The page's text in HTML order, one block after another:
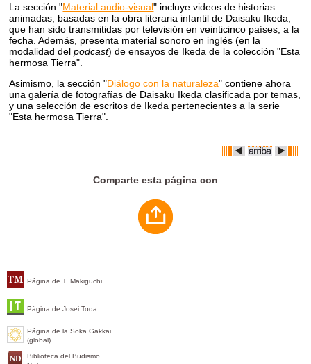
Página de T. Makiguchi
Página de Josei Toda
Página de la Soka Gakkai
(global)
Biblioteca del Budismo
La sección "Material audio-visual" incluye videos de historias
animadas, basadas en la obra literaria infantil de Daisaku Ikeda,
que han sido transmitidas por televisión en veinticinco países, a la
fecha. Además, presenta material sonoro en inglés (en la
modalidad delpodcast) de ensayos de Ikeda de la colección "Esta
hermosa Tierra".
Asimismo, la sección "Diálogo con la naturaleza" contiene ahora
una galería de fotografías de Daisaku Ikeda clasificada por temas,
y una selección de escritos de Ikeda pertenecientes a la serie
"Esta hermosa Tierra".
Comparte esta página con